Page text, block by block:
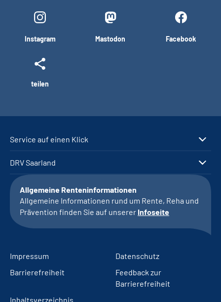
Instagram Mastodon Facebook
teilen
Service auf einen Klick
DRV Saarland
Allgemeine Renteninformationen
Allgemeine Informationen rund um Rente, Reha und
Prävention finden Sie auf unserer Infoseite
Impressum
Datenschutz
Barrierefreiheit
Feedback zur
Barrierefreiheit
Inhaltsverzeichnis